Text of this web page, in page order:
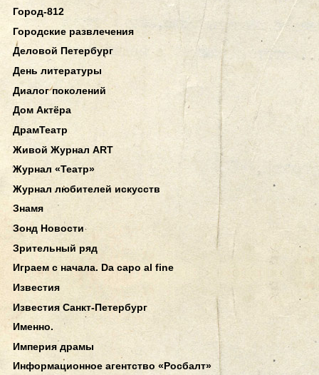
Город-812
Городские развлечения
Деловой Петербург
День литературы
Диалог поколений
Дом Актёра
ДрамТеатр
Живой Журнал ART
Журнал «Театр»
Журнал любителей искусств
Знамя
Зонд Новости
Зрительный ряд
Играем с начала. Da capo al fine
Известия
Известия Санкт-Петербург
Именно.
Империя драмы
Информационное агентство «Росбалт»